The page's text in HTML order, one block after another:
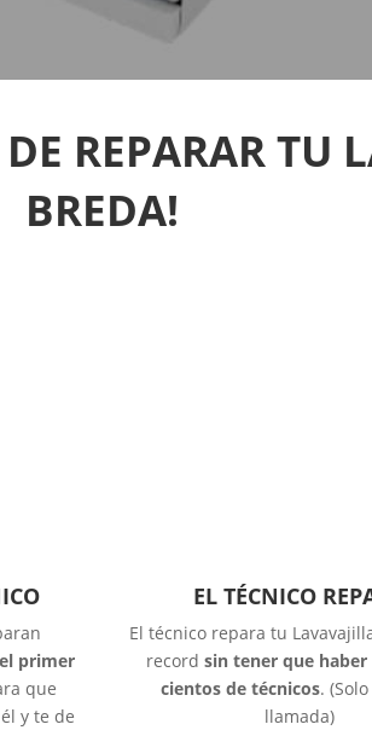
REPARAR TU
BREDA!
primer
que
y te de
EL TÉCNICO
El técnico repara tu
record sin tener que
cientos de técnicos.
llamada)